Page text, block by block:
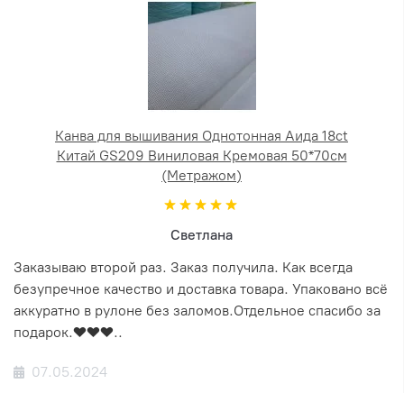
Канва для вышивания Однотонная Аида 18ct
Китай GS209 Виниловая Кремовая 50*70см
(Метражом)
Светлана
Заказываю второй раз. Заказ получила. Как всегда
безупречное качество и доставка товара. Упаковано всё
аккуратно в рулоне без заломов.Отдельное спасибо за
подарок.❤️❤️❤️..
07.05.2024